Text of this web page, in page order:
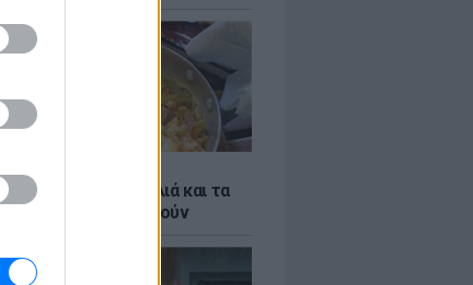
γιαούρτι: Μία κουταλιά και τα
eggs θα απογειωθούν